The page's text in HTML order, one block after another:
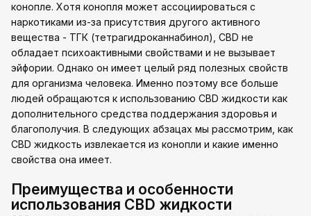
конопле. Хотя конопля может ассоциироваться с
наркотиками из-за присутствия другого активного
вещества - ТГК (тетрагидроканнабинол), CBD не
обладает психоактивными свойствами и не вызывает
эйфории. Однако он имеет целый ряд полезных свойств
для организма человека. Именно поэтому все больше
людей обращаются к использованию CBD жидкости как
дополнительного средства поддержания здоровья и
благополучия. В следующих абзацах мы рассмотрим, как
CBD жидкость извлекается из конопли и какие именно
свойства она имеет.
Преимущества и особенности
использования CBD жидкости